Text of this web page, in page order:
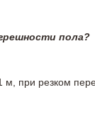
пола?
при резком